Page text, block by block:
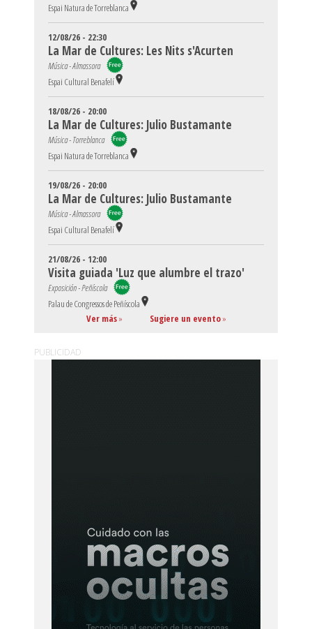
Espai Natura de Torreblanca
12/08/26 - 22:30
La Mar de Cultures: Les Nits s'Acurten
Música - Almassora
Espai Cultural Benafelí
18/08/26 - 20:00
La Mar de Cultures: Julio Bustamante
Música - Torreblanca
Espai Natura de Torreblanca
19/08/26 - 20:00
La Mar de Cultures: Julio Bustamante
Música - Almassora
Espai Cultural Benafelí
21/08/26 - 12:00
Visita guiada 'Luz que alumbre el trazo'
Exposición - Peñíscola
Palau de Congressos de Peñíscola
Ver más» Sugiere un evento»
PUBLICIDAD